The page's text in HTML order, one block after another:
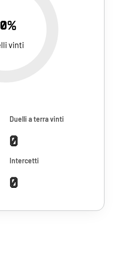
0%
Duelli vinti
Duelli a terra vinti
0
Intercetti
0